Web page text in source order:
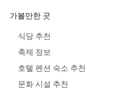
가볼만한 곳
식당 추천
축제 정보
호텔 펜션 숙소 추천
문화 시설 추천